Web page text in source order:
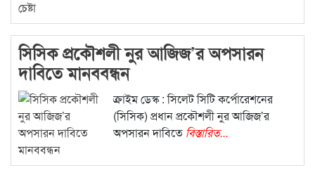
সিসিক প্রকৌশলী নুর আজিজ’র অপসারন
দাবিতে মানববন্ধন
ক্রাইম ডেস্ক : সিলেট সিটি কর্পোরেশনের
(সিসিক) প্রধান প্রকৌশলী নুর আজিজ’র
অপসারন দাবিতে বিস্তারিত...